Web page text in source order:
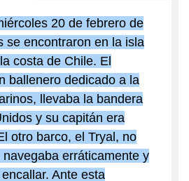
20 de febrero de
se encontraron en la isla
costa de Chile. El
ballenero dedicado a la
llevaba la bandera
y su capitán era
otro barco, el Tryal, no
navegaba erráticamente y
Ante esta